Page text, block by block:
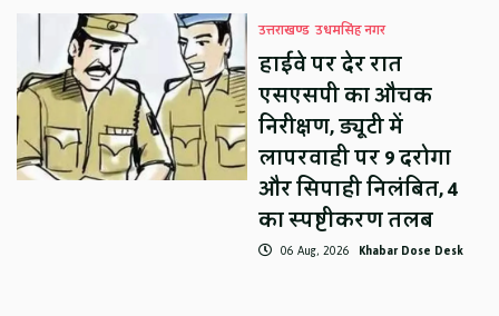
उत्तराखण्ड उधमसिंह नगर
हाईवे पर देर रात
एसएसपी का औचक
निरीक्षण, ड्यूटी में
लापरवाही पर 9 दरोगा
और सिपाही निलंबित, 4
का स्पष्टीकरण तलब
06 Aug, 2026 Khabar Dose Desk